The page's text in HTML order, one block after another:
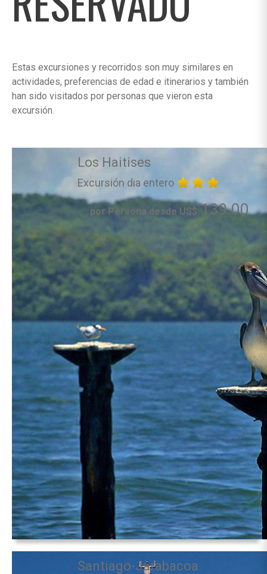
Estas excursiones y recorridos son muy similares en
actividades, preferencias de edad e itinerarios y también
han sido visitados por personas que vieron esta
excursión.
Los Haitises
Excursión dia entero
por Persona desde US$139.00
Santiago-Jarabacoa